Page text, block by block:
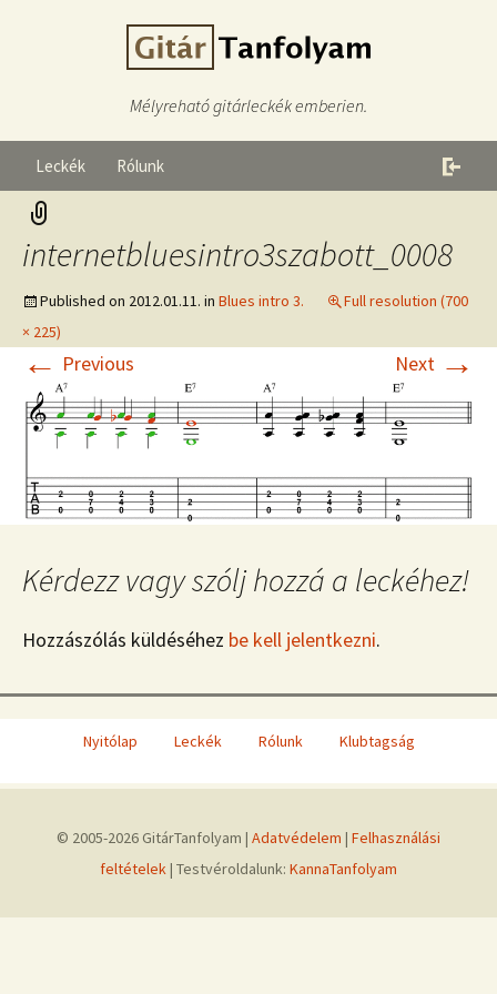
Mélyreható gitárleckék emberien.
Leckék Rólunk
internetbluesintro3szabott_0008
Published on 2012.01.11. in Blues intro 3.
Full resolution (700
× 225)
← Previous Next →
Kérdezz vagy szólj hozzá a leckéhez!
Hozzászólás küldéséhez be kell jelentkezni.
Nyitólap Leckék Rólunk Klubtagság
© 2005-2026 GitárTanfolyam | Adatvédelem | Felhasználási
feltételek| Testvéroldalunk: KannaTanfolyam